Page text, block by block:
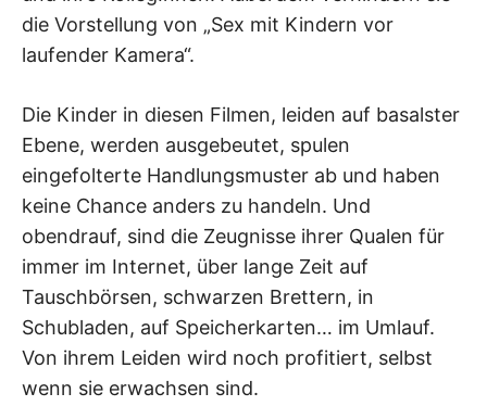
die Vorstellung von „Sex mit Kindern vor
laufender Kamera“.
Die Kinder in diesen Filmen, leiden auf basalster
Ebene, werden ausgebeutet, spulen
eingefolterte Handlungsmuster ab und haben
keine Chance anders zu handeln. Und
obendrauf, sind die Zeugnisse ihrer Qualen für
immer im Internet, über lange Zeit auf
Tauschbörsen, schwarzen Brettern, in
Schubladen, auf Speicherkarten… im Umlauf.
Von ihrem Leiden wird noch profitiert, selbst
wenn sie erwachsen sind.